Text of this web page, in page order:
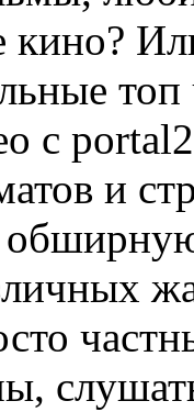
кино?
с
и